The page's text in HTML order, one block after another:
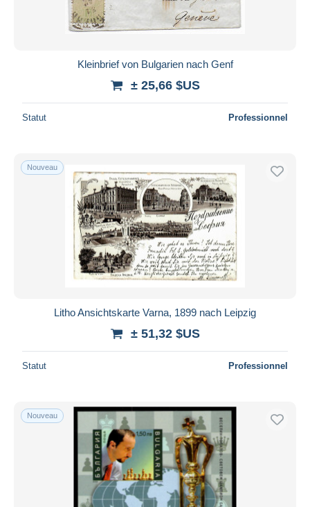
Kleinbrief von Bulgarien nach Genf
± 25,66 $US
Statut Professionnel
Nouveau
Litho Ansichtskarte Varna, 1899 nach Leipzig
± 51,32 $US
Statut Professionnel
Nouveau